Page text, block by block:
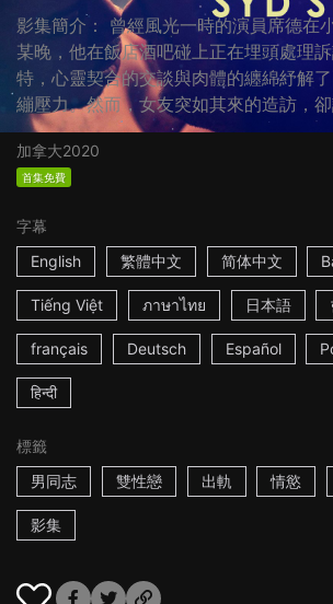
影集簡介： 曾經風光一時的演員席德在
某晚，他在飯店酒吧碰上正在埋頭處理
特，心靈契合的交談與肉體的纏綿紓解
繃壓力。然而，女友突如其來的造訪，
加拿大2020
首集免費
字幕
English
繁體中文 简体中文
Tiếng Việt ภาษาไทย 日本語
français Deutsch Español
हिन्दी
標籤
男同志
雙性戀 出軌 情慾
影集